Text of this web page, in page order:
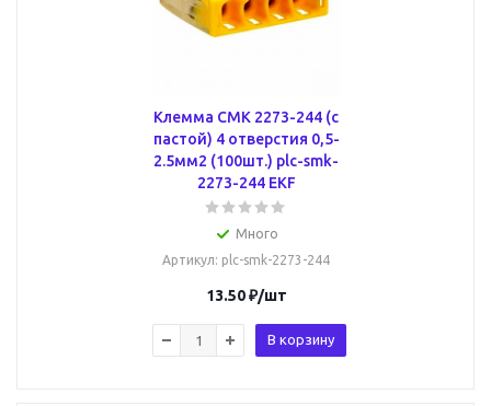
Клемма СМК 2273-244 (с
пастой) 4 отверстия 0,5-
2.5мм2 (100шт.) plc-smk-
2273-244 EKF
Много
Артикул: plc-smk-2273-244
13.50₽/шт
В корзину